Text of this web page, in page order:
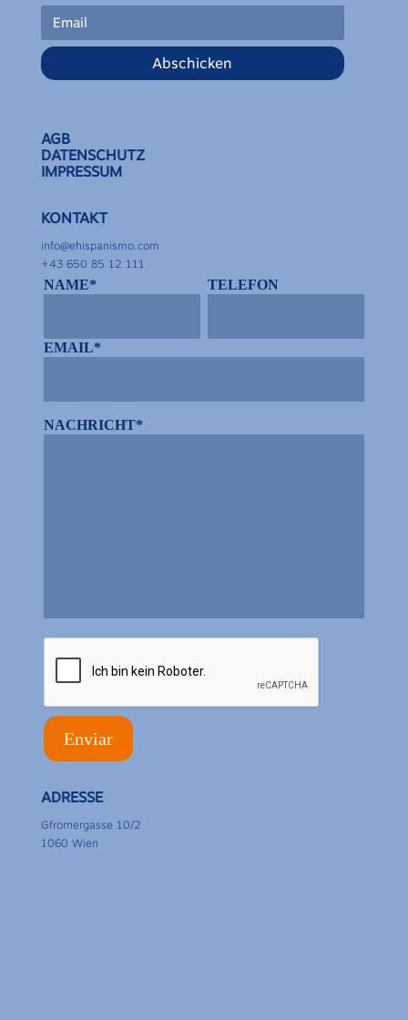
Abschicken
AGB
DATENSCHUTZ
IMPRESSUM
KONTAKT
info@ehispanismo.com
+43 650 85 12 111
NAME* TELEFON
EMAIL*
NACHRICHT*
ADRESSE
Gfrornergasse 10/2
1060 Wien